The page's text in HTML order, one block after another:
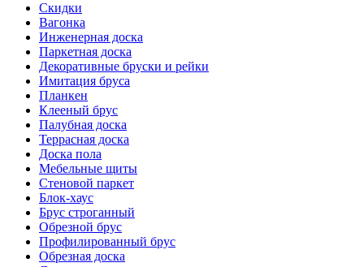
Скидки
Вагонка
Инженерная доска
Паркетная доска
Декоративные бруски и рейки
Имитация бруса
Планкен
Клееный брус
Палубная доска
Террасная доска
Доска пола
Мебельные щиты
Стеновой паркет
Блок-хаус
Брус строганный
Обрезной брус
Профилированный брус
Обрезная доска